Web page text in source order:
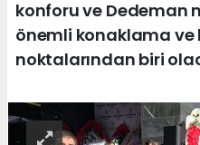
konforu ve Dedeman
önemli konaklama ve
noktalarından biri